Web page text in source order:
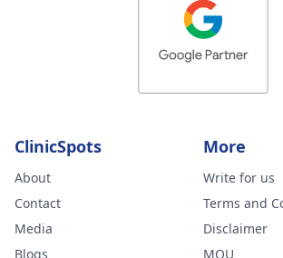
ClinicSpots
About
Contact
Media
Blogs
More
Write for us
Terms and
Disclaimer
MOU